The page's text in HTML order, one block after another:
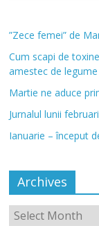
”Zece femei” de
Cum scapi de
amestec de
Martie ne aduce
Jurnalul lunii
Ianuarie – început
Archives